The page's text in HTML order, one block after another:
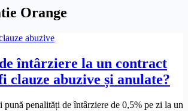
Orange
întârziere la un contract
clauze abuzive și anulate?
pună penalități de întârziere de 0,5% pe zi la un